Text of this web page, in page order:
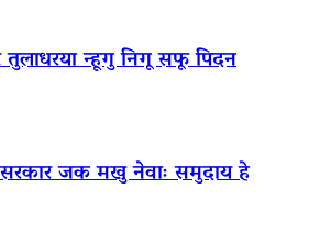
तुलाधरया न्हूगु निगू सफू पिदन
सरकार जक मखु नेवाः समुदाय हे